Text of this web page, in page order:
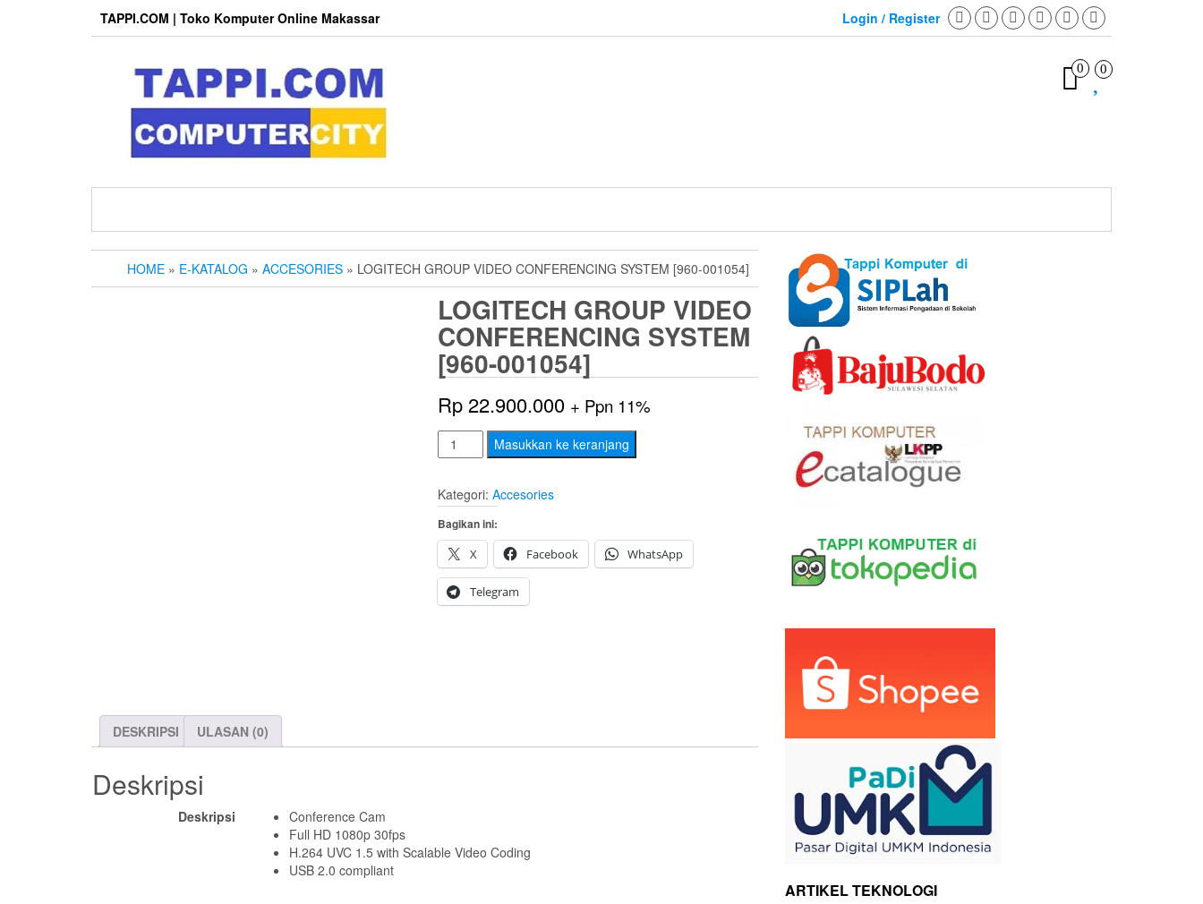
TAPPI.COM | Toko Komputer Online Makassar Login / Register
0 0
HOME » E-KATALOG » ACCESORIES » LOGITECH GROUP VIDEO CONFERENCING SYSTEM [960-001054]
LOGITECH GROUP VIDEO
CONFERENCING SYSTEM
[960-001054]
Rp22.900.000 + Ppn 11%
Kuantitas
LOGITECH
Group
Video
Conferencing
System
[960-
001054]
Masukkan ke keranjang
Kategori:Accesories
Bagikan ini:
X
Facebook WhatsApp
Telegram
DESKRIPSI ULASAN (0)
Deskripsi
Deskripsi
Conference Cam
Full HD 1080p 30fps
H.264 UVC 1.5 with Scalable Video Coding
USB 2.0 compliant
ARTIKEL TEKNOLOGI